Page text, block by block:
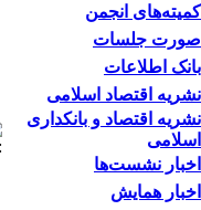
کمیته‌های انجمن
صورت جلسات
بانک اطلاعات
نشریه اقتصاد اسلامی
نشریه اقتصاد و بانکداری
اسلامی
اخبار نشست‌ها
اخبار همایش